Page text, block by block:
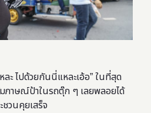
ะ ไปด้วยกันนี่แหละเอ้อ” ในที่สุด
าษณ์ป้าในรถตุ๊ก ๆ เลยพลอยได้
ชวนคุยเสร็จ